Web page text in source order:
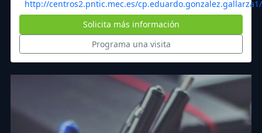
http://centros2.pntic.mec.es/cp.eduardo.gonzalez.gallarza1/
Solicita más información
Programa una visita